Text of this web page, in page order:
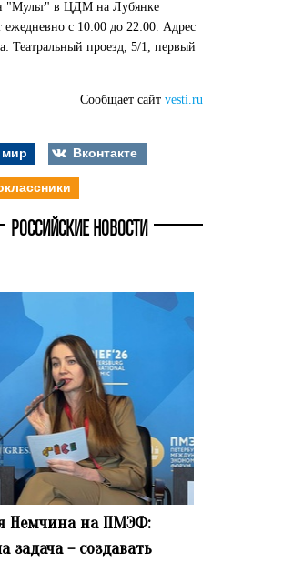
"Мульт" в ЦДМ на Лубянке
ежедневно с 10:00 до 22:00. Адрес
Театральный проезд, 5/1, первый
Сообщает сайт vesti.ru
Вконтакте
РОССИЙСКИЕ НОВОСТИ
Немчина на ПМЭФ:
задача – создавать